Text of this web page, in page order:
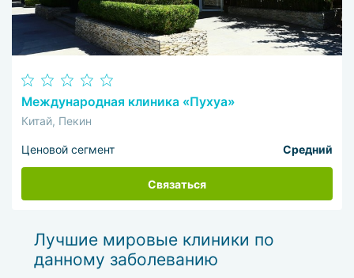
Международная клиника «Пухуа»
Китай, Пекин
Ценовой сегмент Средний
Связаться
Лучшие мировые клиники по
данному заболеванию